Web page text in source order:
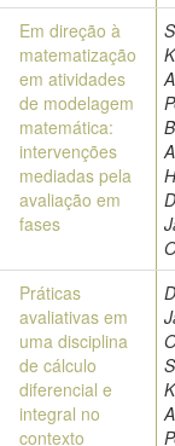
Em direção à
matematização
em atividades
de modelagem
matemática:
intervenções
mediadas pela
avaliação em
fases
Práticas
avaliativas em
uma disciplina
de cálculo
diferencial e
integral no
contexto